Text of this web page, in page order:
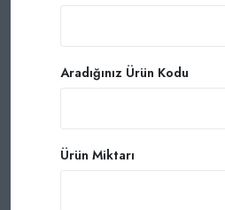
Aradığınız Ürün Kodu
Ürün Miktarı